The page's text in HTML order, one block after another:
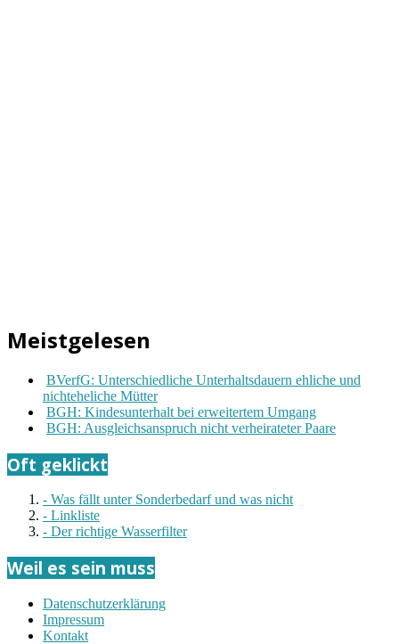
Meistgelesen
BVerfG: Unterschiedliche Unterhaltsdauern ehliche und
nichteheliche Mütter
BGH: Kindesunterhalt bei erweitertem Umgang
BGH: Ausgleichsanspruch nicht verheirateter Paare
Oft geklickt
- Was fällt unter Sonderbedarf und was nicht
- Linkliste
- Der richtige Wasserfilter
Weil es sein muss
Datenschutzerklärung
Impressum
Kontakt